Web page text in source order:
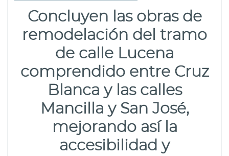
Concluyen las obras de
remodelación del tramo
de calle Lucena
comprendido entre Cruz
Blanca y las calles
Mancilla y San José,
mejorando así la
accesibilidad y